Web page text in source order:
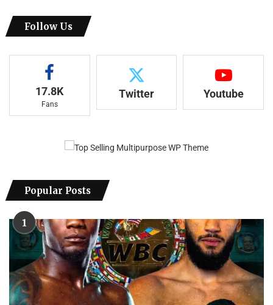
Follow Us
17.8K
Fans
Twitter Youtube
Popular Posts
1